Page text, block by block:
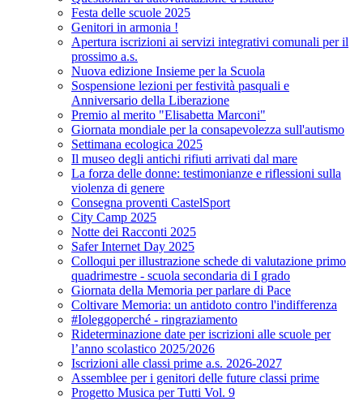
Festa delle scuole 2025
Genitori in armonia !
Apertura iscrizioni ai servizi integrativi comunali per il
prossimo a.s.
Nuova edizione Insieme per la Scuola
Sospensione lezioni per festività pasquali e
Anniversario della Liberazione
Premio al merito "Elisabetta Marconi"
Giornata mondiale per la consapevolezza sull'autismo
Settimana ecologica 2025
Il museo degli antichi rifiuti arrivati dal mare
La forza delle donne: testimonianze e riflessioni sulla
violenza di genere
Consegna proventi CastelSport
City Camp 2025
Notte dei Racconti 2025
Safer Internet Day 2025
Colloqui per illustrazione schede di valutazione primo
quadrimestre - scuola secondaria di I grado
Giornata della Memoria per parlare di Pace
Coltivare Memoria: un antidoto contro l'indifferenza
#Ioleggoperché - ringraziamento
Rideterminazione date per iscrizioni alle scuole per
l’anno scolastico 2025/2026
Iscrizioni alle classi prime a.s. 2026-2027
Assemblee per i genitori delle future classi prime
Progetto Musica per Tutti Vol. 9